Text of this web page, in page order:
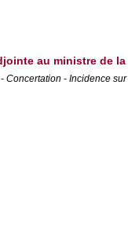
au ministre de
Concertation - Incidence